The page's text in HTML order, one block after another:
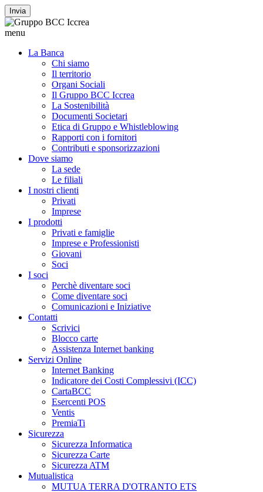
Invia
menu
La Banca
Chi siamo
Il territorio
Organi Sociali
Il Gruppo BCC Iccrea
La Sostenibilità
Documenti Societari
Etica di Gruppo e Whistleblowing
Rapporti con i fornitori
Contributi e sponsorizzazioni
Dove siamo
La sede
Le filiali
I nostri clienti
Privati
Imprese
I prodotti
Privati e famiglie
Imprese e Professionisti
Giovani
Soci
I soci
Perchè diventare soci
Come diventare soci
Comunicazioni e Iniziative
Contatti
Scrivici
Blocco carte
Assistenza Internet banking
Servizi Online
Internet Banking
Indicatore dei Costi Complessivi (ICC)
CartaBCC
Esercenti POS
Ventis
PremiaTi
Sicurezza
Sicurezza Informatica
Sicurezza Carte
Sicurezza ATM
Mutualistica
MUTUA TERRA D'OTRANTO ETS